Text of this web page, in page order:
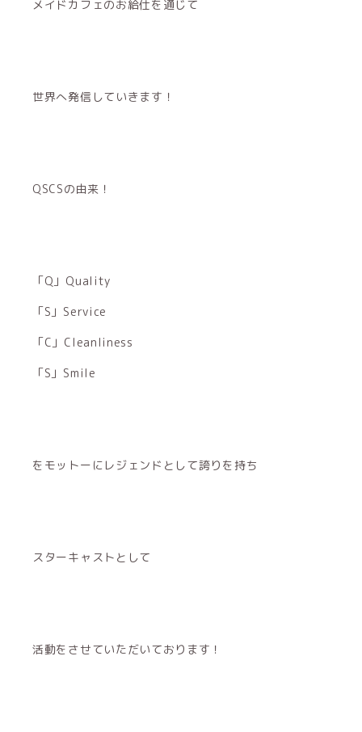
メイドカフェのお給仕を通じて
世界へ発信していきます！
QSCSの由来！
「Q」Quality
「S」Service
「C」Cleanliness
「S」Smile
をモットーにレジェンドとして誇りを持ち
スターキャストとして
活動をさせていただいております！